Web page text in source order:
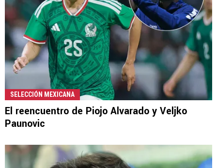
SELECCIÓN MEXICANA
El reencuentro de Piojo Alvarado y Veljko
Paunovic